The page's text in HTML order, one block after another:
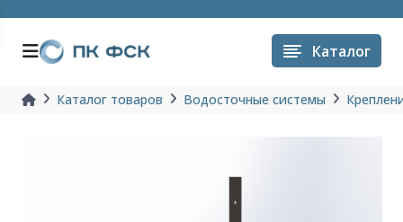
Каталог
Каталог товаров Водосточные системы